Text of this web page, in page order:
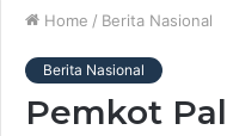
Home / Berita Nasional
Berita Nasional
Pemkot